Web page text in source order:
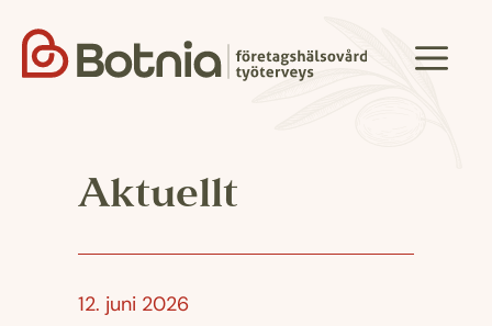
innehåll
Meny
Aktuellt
12. juni 2026